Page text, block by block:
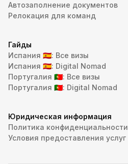
Автозаполнение документов
Релокация для команд
Гайды
Испания 🇪🇸: Все визы
Испания 🇪🇸: Digital Nomad
Португалия 🇵🇹: Все визы
Португалия 🇵🇹: Digital Nomad
Юридическая информация
Политика конфиденциальности
Условия предоставления услуг